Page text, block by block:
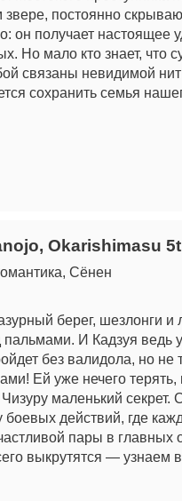
звере, постоянно
он получает настоящее
Но мало кто знает, что
связаны невидимой
сохранить семья
Okarishimasu
Сёнен
берег, шезлонги и
пальмами. И Кадзуя ведь
без валидола, но не
Ей уже нечего терять,
маленький
боевых действий, где
пары в
выкрутятся — узнаем